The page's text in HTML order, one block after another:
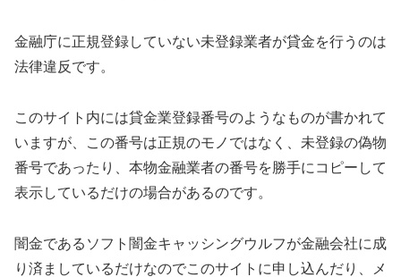
金融庁に正規登録していない未登録業者が貸金を行うのは
法律違反です。
このサイト内には貸金業登録番号のようなものが書かれて
いますが、この番号は正規のモノではなく、未登録の偽物
番号であったり、本物金融業者の番号を勝手にコピーして
表示しているだけの場合があるのです。
闇金である ソフト闇金キャッシングウルフが金融会社に成
り済ましているだけなのでこのサイトに申し込んだり、メ